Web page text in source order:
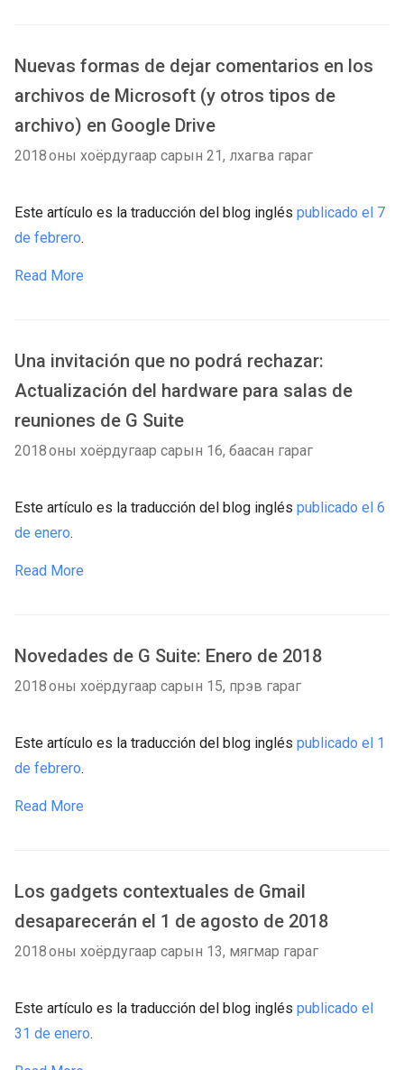
Nuevas formas de dejar comentarios en los
archivos de Microsoft (y otros tipos de
archivo) en Google Drive
2018 оны хоёрдугаар сарын 21, лхагва гараг
Este artículo es la traducción del blog inglés publicado el 7
de febrero.
Read More
Una invitación que no podrá rechazar:
Actualización del hardware para salas de
reuniones de G Suite
2018 оны хоёрдугаар сарын 16, баасан гараг
Este artículo es la traducción del blog inglés publicado el 6
de enero.
Read More
Novedades de G Suite: Enero de 2018
2018 оны хоёрдугаар сарын 15, пүрэв гараг
Este artículo es la traducción del blog inglés publicado el 1
de febrero.
Read More
Los gadgets contextuales de Gmail
desaparecerán el 1 de agosto de 2018
2018 оны хоёрдугаар сарын 13, мягмар гараг
Este artículo es la traducción del blog inglés publicado el
31 de enero.